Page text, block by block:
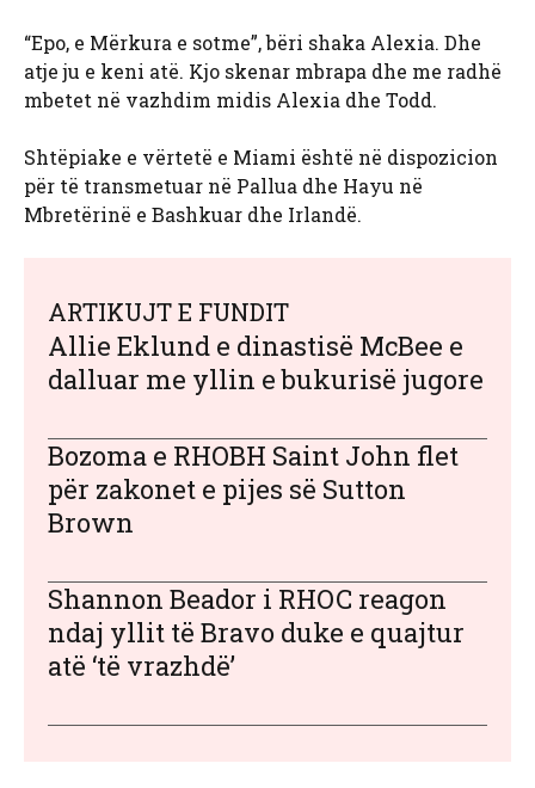
“Epo, e Mërkura e sotme”, bëri shaka Alexia. Dhe
atje ju e keni atë. Kjo skenar mbrapa dhe me radhë
mbetet në vazhdim midis Alexia dhe Todd.
Shtëpiake e vërtetë e Miami është në dispozicion
për të transmetuar në Pallua dhe Hayu në
Mbretërinë e Bashkuar dhe Irlandë.
ARTIKUJT E FUNDIT
Allie Eklund e dinastisë McBee e
dalluar me yllin e bukurisë jugore
Bozoma e RHOBH Saint John flet
për zakonet e pijes së Sutton
Brown
Shannon Beador i RHOC reagon
ndaj yllit të Bravo duke e quajtur
atë ‘të vrazhdë’